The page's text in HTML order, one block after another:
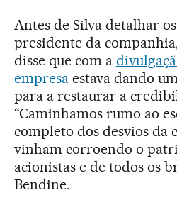
Antes de Silva detalhar
presidente da
disse que com a
empresaestava dando
para a restaurar a
“Caminhamos rumo ao
completo dos desvios da
vinham corroendo o
acionistas e de todos os
Bendine.